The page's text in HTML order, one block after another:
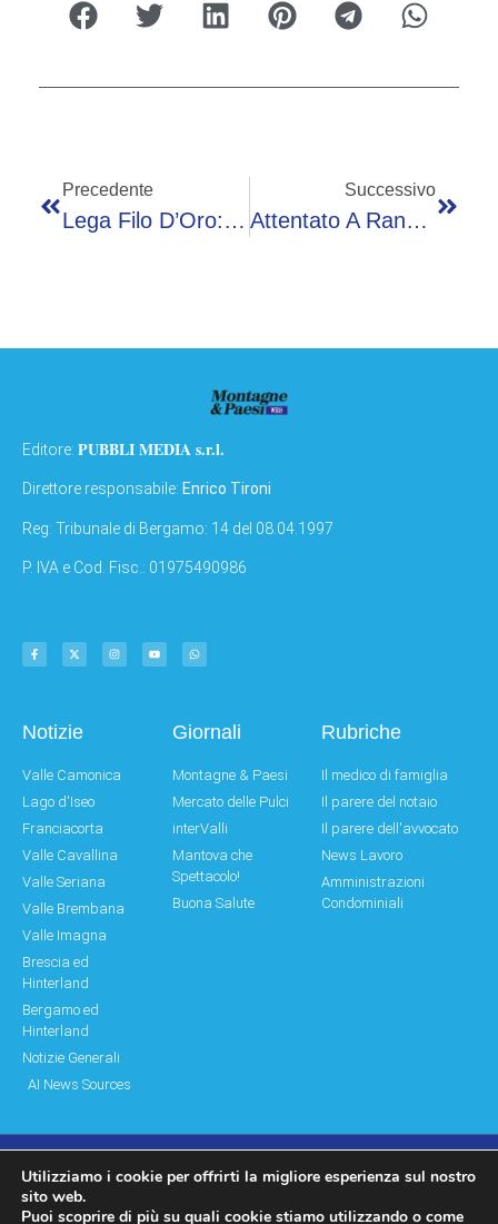
Precedente
Lega Filo D’Oro: “Nel 2025 Record Di Persone Assistite E Servizi Erogati”
Successivo
Attentato A Ranucci, Il Giornalista: “Non Rinnego L’amicizia Con Lavitola, In Parlamento Tanti Massoni”
Editore: PUBBLI MEDIA s.r.l.
Direttore responsabile: Enrico Tironi
Reg: Tribunale di Bergamo: 14 del 08.04.1997
P. IVA e Cod. Fisc.: 01975490986
Notizie
Valle Camonica
Lago d'Iseo
Franciacorta
Valle Cavallina
Valle Seriana
Valle Brembana
Valle Imagna
Brescia ed
Hinterland
Bergamo ed
Hinterland
Notizie Generali
AI News Sources
Giornali
Montagne & Paesi
Mercato delle Pulci
interValli
Mantova che
Spettacolo!
Buona Salute
Rubriche
Il medico di famiglia
Il parere del notaio
Il parere dell'avvocato
News Lavoro
Amministrazioni
Condominiali
© Copyright 2011 – 2026 Montagne & Paesi
Log In|Log Out Privacy Policy
Utilizziamo i cookie per offrirti la migliore esperienza sul nostro
sito web.
Puoi scoprire di più su quali cookie stiamo utilizzando o come